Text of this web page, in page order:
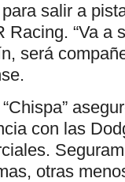
salir a
“Va a
será
con las
otras